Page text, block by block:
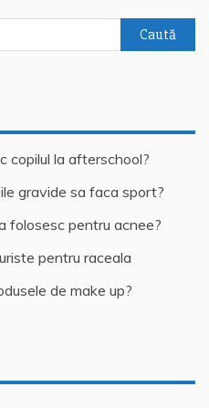
copilul la afterschool?
gravide sa faca sport?
folosesc pentru acnee?
pentru raceala
de make up?